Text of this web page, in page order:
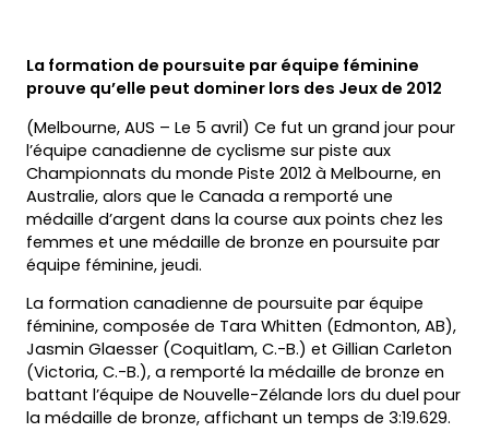
La formation de poursuite par équipe féminine
prouve qu’elle peut dominer lors des Jeux de 2012
(Melbourne, AUS – Le 5 avril) Ce fut un grand jour pour
l’équipe canadienne de cyclisme sur piste aux
Championnats du monde Piste 2012 à Melbourne, en
Australie, alors que le Canada a remporté une
médaille d’argent dans la course aux points chez les
femmes et une médaille de bronze en poursuite par
équipe féminine, jeudi.
La formation canadienne de poursuite par équipe
féminine, composée de Tara Whitten (Edmonton, AB),
Jasmin Glaesser (Coquitlam, C.-B.) et Gillian Carleton
(Victoria, C.-B.), a remporté la médaille de bronze en
battant l’équipe de Nouvelle-Zélande lors du duel pour
la médaille de bronze, affichant un temps de 3:19.629.